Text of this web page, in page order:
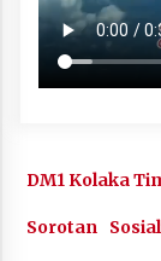
DM1 Kolaka
Sorotan